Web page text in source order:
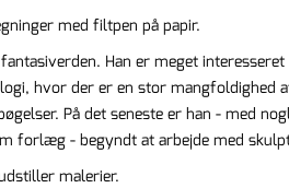
med filtpen på papir.
Han er meget interesseret
hvor der er en stor mangfoldighed
På det seneste er han - med
forlæg - begyndt at arbejde med
malerier.